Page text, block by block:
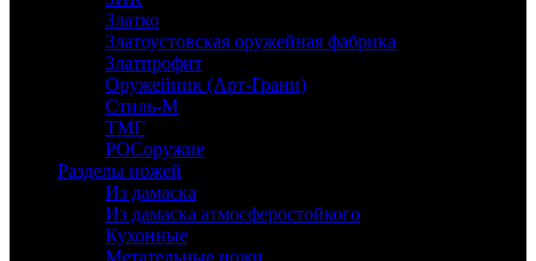
Златко
Златоустовская оружейная фабрика
Златпрофит
Оружейник (Арт-Грани)
Стиль-М
ТМГ
РОСоружие
Разделы ножей
Из дамаска
Из дамаска атмосферостойкого
Кухонные
Метательные ножи